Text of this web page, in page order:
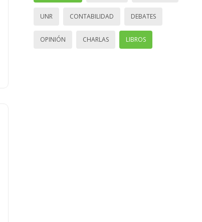
UNR CONTABILIDAD DEBATES
OPINIÓN CHARLAS LIBROS